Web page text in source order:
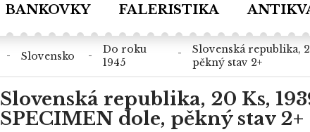
BANKOVKY FALERISTIKA
slovensko
do roku
1945
slovenská republika, 20 ks, 1939, série rs 34, perforace specimen dole,
pěkný stav 2+
Slovenská republika, 20 Ks,
SPECIMEN dole, pěkný stav 2+